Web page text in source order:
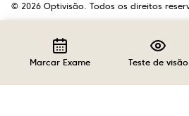
© 2026 Optivisão. Todos os direitos
Marcar Exame Teste de visão